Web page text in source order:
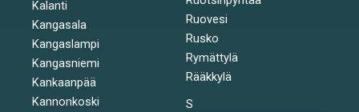
Kalanti
Kangasala
Kangaslampi
Kangasniemi
Kankaanpää
Kannonkoski
Ruovesi
Rusko
Rymättylä
Rääkkylä
S